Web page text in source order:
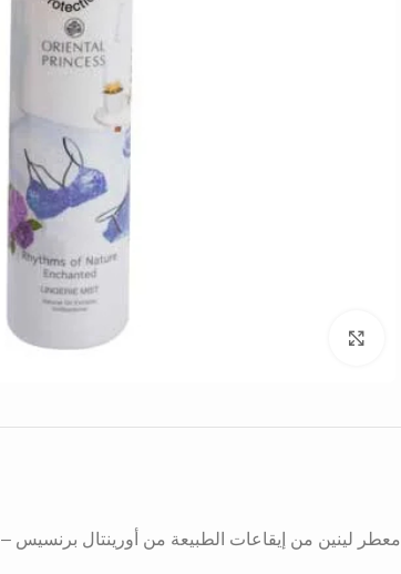
معطر لينين من إيقاعات الطبيعة من أورينتال برنسيس – 150 مل